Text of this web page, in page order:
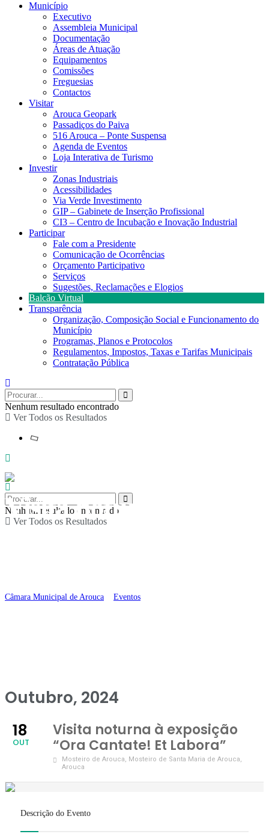
Município
Executivo
Assembleia Municipal
Documentação
Áreas de Atuação
Equipamentos
Comissões
Freguesias
Contactos
Visitar
Arouca Geopark
Passadiços do Paiva
516 Arouca – Ponte Suspensa
Agenda de Eventos
Loja Interativa de Turismo
Investir
Zonas Industriais
Acessibilidades
Via Verde Investimento
GIP – Gabinete de Inserção Profissional
CI3 – Centro de Incubação e Inovação Industrial
Participar
Fale com a Presidente
Comunicação de Ocorrências
Orçamento Participativo
Serviços
Sugestões, Reclamações e Elogios
Balcão Virtual
Transparência
Organização, Composição Social e Funcionamento do
Município
Programas, Planos e Protocolos
Regulamentos, Impostos, Taxas e Tarifas Municipais
Contratação Pública
Nenhum resultado encontrado
Ver Todos os Resultados
Nenhum resultado encontrado
Ver Todos os Resultados
Visita noturna à
Câmara Municipal de Arouca Eventos
Outubro, 2024
18
OUT
Visita noturna à exposição
“Ora Cantate! Et Labora”
Mosteiro de Arouca, Mosteiro de Santa Maria de Arouca,
Arouca
Descrição do Evento